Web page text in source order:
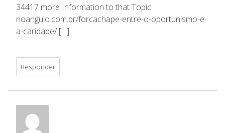
34417 more Information to that Topic:
noangulo.com.br/forcachape-entre-o-oportunismo-e-
a-caridade/ […]
Responder